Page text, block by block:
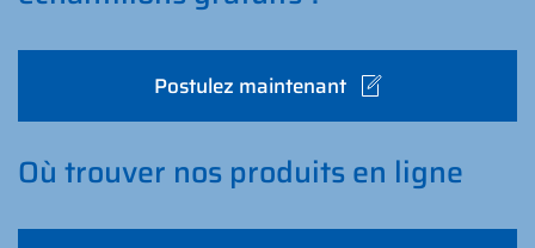
Postulez maintenant
Où trouver nos produits en ligne